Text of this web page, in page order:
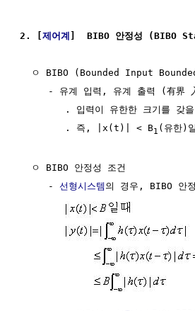
2. [제어계 ]  BIBO 안정성 (BIBO
ㅇ BIBO (Bounded Input
- 유계 입력, 유계 출력 (有界
. 입력이 유한한 크기를 갖
        . 즉, |x(t)| < B
1 (유한
  ㅇ BIBO 안정성 조건
     -
선형시스템 의 경우, BIBO 안